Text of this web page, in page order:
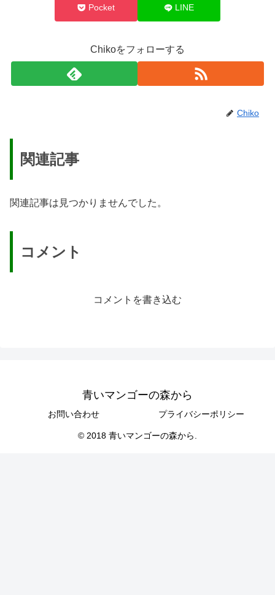
Pocket LINE
Chikoをフォローする
Chiko
関連記事
関連記事は見つかりませんでした。
コメント
コメントを書き込む
青いマンゴーの森から
お問い合わせ プライバシーポリシー
© 2018 青いマンゴーの森から.